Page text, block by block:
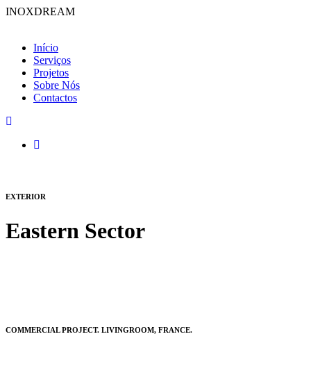
INOXDREAM
Início
Serviços
Projetos
Sobre Nós
Contactos
EXTERIOR
Eastern Sector
COMMERCIAL PROJECT. LIVINGROOM, FRANCE.